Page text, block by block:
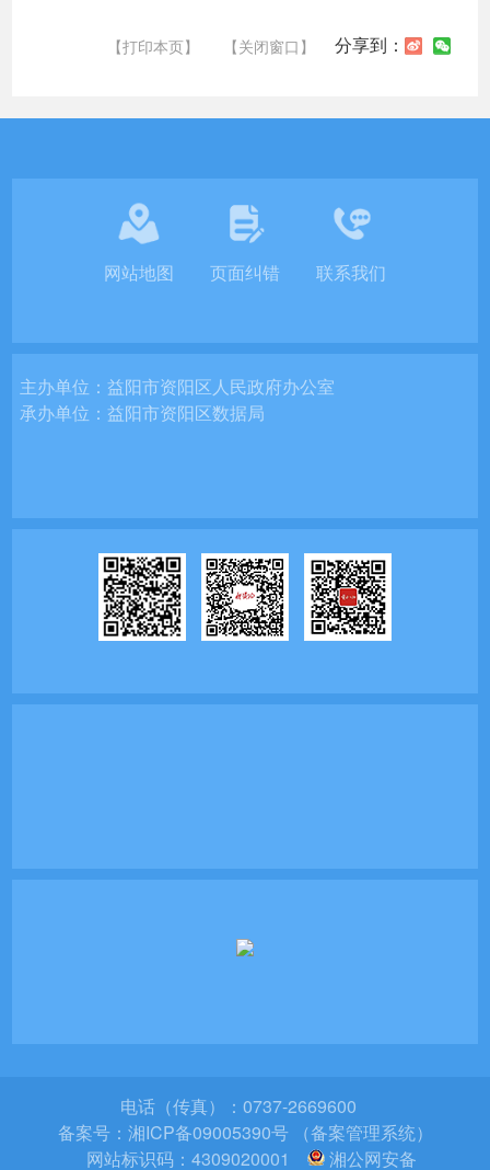
【打印本页】 【关闭窗口】 分享到：
网站地图 页面纠错 联系我们
主办单位：益阳市资阳区人民政府办公室
承办单位：益阳市资阳区数据局
电话（传真）：0737-2669600
备案号： 湘ICP备09005390号 （备案管理系统）
网站标识码：4309020001
湘公网安备